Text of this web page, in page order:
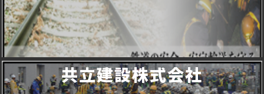
共立建設株式会社